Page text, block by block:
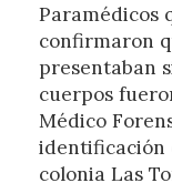
Paramédicos
confirmaron
presentaban
cuerpos
Médico
identificación
colonia Las